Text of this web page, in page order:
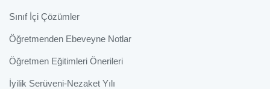
Sınıf İçi Çözümler
Öğretmenden Ebeveyne Notlar
Öğretmen Eğitimleri Önerileri
İyilik Serüveni-Nezaket Yılı